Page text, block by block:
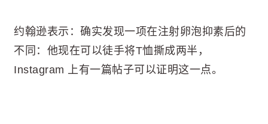
约翰逊表示：确实发现一项在注射卵泡抑素后的
不同：他现在可以徒手将T恤撕成两半，
Instagram 上有一篇帖子可以证明这一点。